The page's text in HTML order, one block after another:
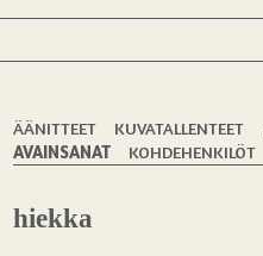
ÄÄNITTEET KUVATALLENTEET
AVAINSANAT
KOHDEHENKILÖT
hiekka